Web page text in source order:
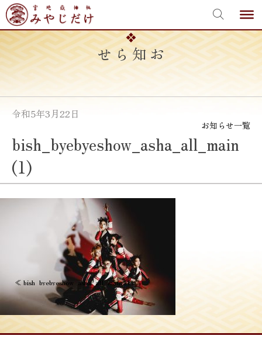
Skip
to
content
お知らせ
令和5年3月22日
お知らせ一覧
bish_byebyeshow_asha_all_main
(1)
投
稿
ナ
ビ
≪bish_byebyeshow_asha_all_main (1)